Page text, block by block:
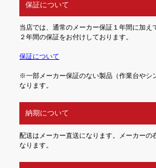
保証について
当店では、通常のメーカー保証１年間に加え
２年間の保証をお付けしております。
保証について
※一部メーカー保証のない製品（作業台やシ
なります。
納期について
配送はメーカー直送になります。メーカーの
なります。